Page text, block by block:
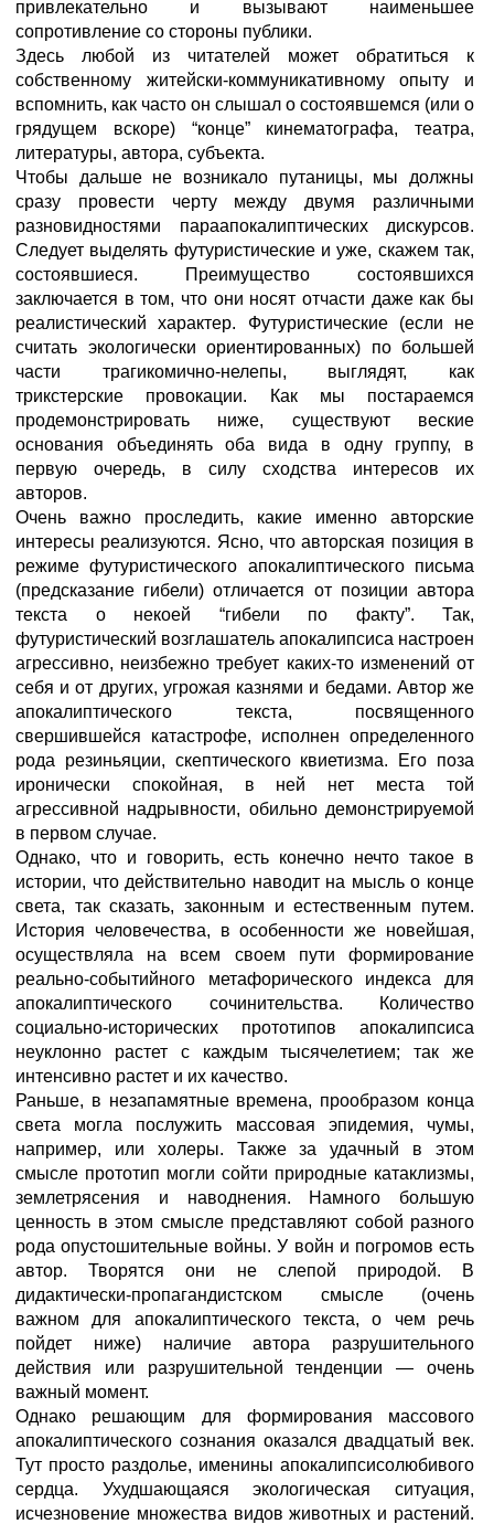
привлекательно и вызывают наименьшее
сопротивление со стороны публики.
Здесь любой из читателей может обратиться к
собственному житейски-коммуникативному опыту и
вспомнить, как часто он слышал о состоявшемся (или о
грядущем вскоре) “конце” кинематографа, театра,
литературы, автора, субъекта.
Чтобы дальше не возникало путаницы, мы должны
сразу провести черту между двумя различными
разновидностями параапокалиптических дискурсов.
Следует выделять футуристические и уже, скажем так,
состоявшиеся. Преимущество состоявшихся
заключается в том, что они носят отчасти даже как бы
реалистический характер. Футуристические (если не
считать экологически ориентированных) по большей
части трагикомично-нелепы, выглядят, как
трикстерские провокации. Как мы постараемся
продемонстрировать ниже, существуют веские
основания объединять оба вида в одну группу, в
первую очередь, в силу сходства интересов их
авторов.
Очень важно проследить, какие именно авторские
интересы реализуются. Ясно, что авторская позиция в
режиме футуристического апокалиптического письма
(предсказание гибели) отличается от позиции автора
текста о некоей “гибели по факту”. Так,
футуристический возглашатель апокалипсиса настроен
агрессивно, неизбежно требует каких-то изменений от
себя и от других, угрожая казнями и бедами. Автор же
апокалиптического текста, посвященного
свершившейся катастрофе, исполнен определенного
рода резиньяции, скептического квиетизма. Его поза
иронически спокойная, в ней нет места той
агрессивной надрывности, обильно демонстрируемой
в первом случае.
Однако, что и говорить, есть конечно нечто такое в
истории, что действительно наводит на мысль о конце
света, так сказать, законным и естественным путем.
История человечества, в особенности же новейшая,
осуществляла на всем своем пути формирование
реально-событийного метафорического индекса для
апокалиптического сочинительства. Количество
социально-исторических прототипов апокалипсиса
неуклонно растет с каждым тысячелетием; так же
интенсивно растет и их качество.
Раньше, в незапамятные времена, прообразом конца
света могла послужить массовая эпидемия, чумы,
например, или холеры. Также за удачный в этом
смысле прототип могли сойти природные катаклизмы,
землетрясения и наводнения. Намного большую
ценность в этом смысле представляют собой разного
рода опустошительные войны. У войн и погромов есть
автор. Творятся они не слепой природой. В
дидактически-пропагандистском смысле (очень
важном для апокалиптического текста, о чем речь
пойдет ниже) наличие автора разрушительного
действия или разрушительной тенденции — очень
важный момент.
Однако решающим для формирования массового
апокалиптического сознания оказался двадцатый век.
Тут просто раздолье, именины апокалипсисолюбивого
сердца. Ухудшающаяся экологическая ситуация,
исчезновение множества видов животных и растений.